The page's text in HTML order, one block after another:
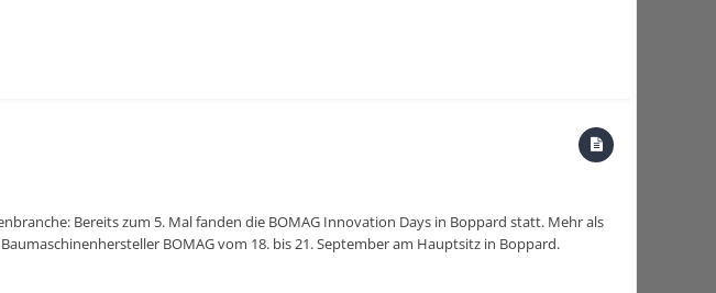
Bereits zum 5. Mal fanden die BOMAG Innovation Days in Boppard statt. Mehr als
BOMAG vom 18. bis 21. September am Hauptsitz in Boppard.